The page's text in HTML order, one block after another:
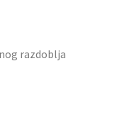
razdoblja